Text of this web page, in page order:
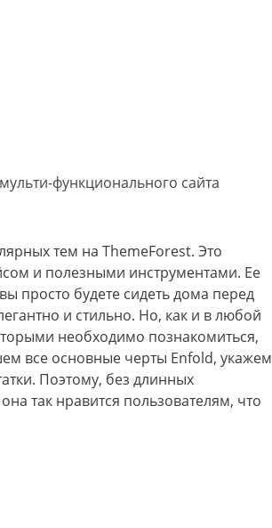
функционального сайта
тем на ThemeForest. Это
и полезными инструментами. Ее
просто будете сидеть дома перед
и стильно. Но, как и в любой
необходимо познакомиться,
все основные черты Enfold, укажем
Поэтому, без длинных
так нравится пользователям, что